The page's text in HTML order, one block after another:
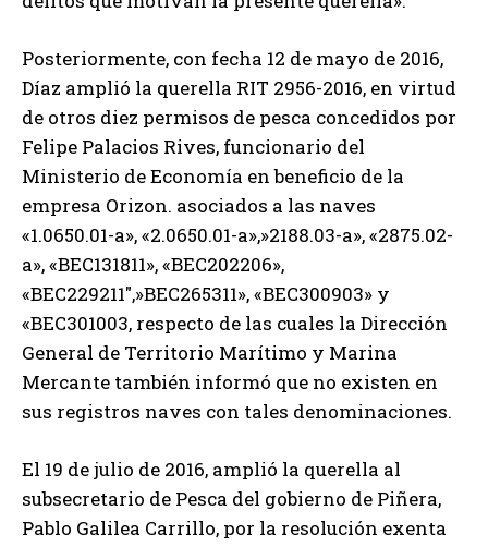
Posteriormente, con fecha 12 de mayo de 2016,
Díaz amplió la querella RIT 2956-2016, en virtud
de otros diez permisos de pesca concedidos por
Felipe Palacios Rives, funcionario del
Ministerio de Economía en beneficio de la
empresa Orizon. asociados a las naves
«1.0650.01-a», «2.0650.01-a»,»2188.03-a», «2875.02-
a», «BEC131811», «BEC202206»,
«BEC229211″,»BEC265311», «BEC300903» y
«BEC301003, respecto de las cuales la Dirección
General de Territorio Marítimo y Marina
Mercante también informó que no existen en
sus registros naves con tales denominaciones.
El 19 de julio de 2016, amplió la querella al
subsecretario de Pesca del gobierno de Piñera,
Pablo Galilea Carrillo, por la resolución exenta